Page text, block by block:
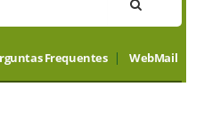
Frequentes WebMail